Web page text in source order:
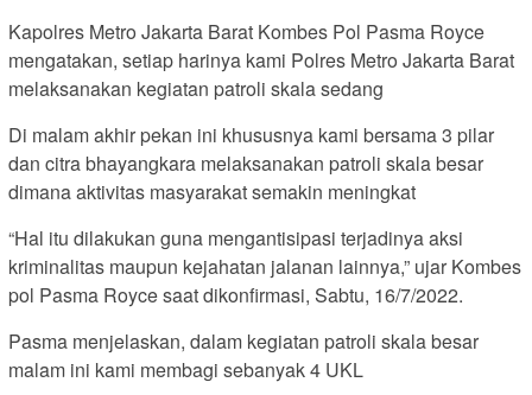
Kapolres Metro Jakarta Barat Kombes Pol Pasma Royce
mengatakan, setiap harinya kami Polres Metro Jakarta Barat
melaksanakan kegiatan patroli skala sedang
Di malam akhir pekan ini khususnya kami bersama 3 pilar
dan citra bhayangkara melaksanakan patroli skala besar
dimana aktivitas masyarakat semakin meningkat
“Hal itu dilakukan guna mengantisipasi terjadinya aksi
kriminalitas maupun kejahatan jalanan lainnya,” ujar Kombes
pol Pasma Royce saat dikonfirmasi, Sabtu, 16/7/2022.
Pasma menjelaskan, dalam kegiatan patroli skala besar
malam ini kami membagi sebanyak 4 UKL